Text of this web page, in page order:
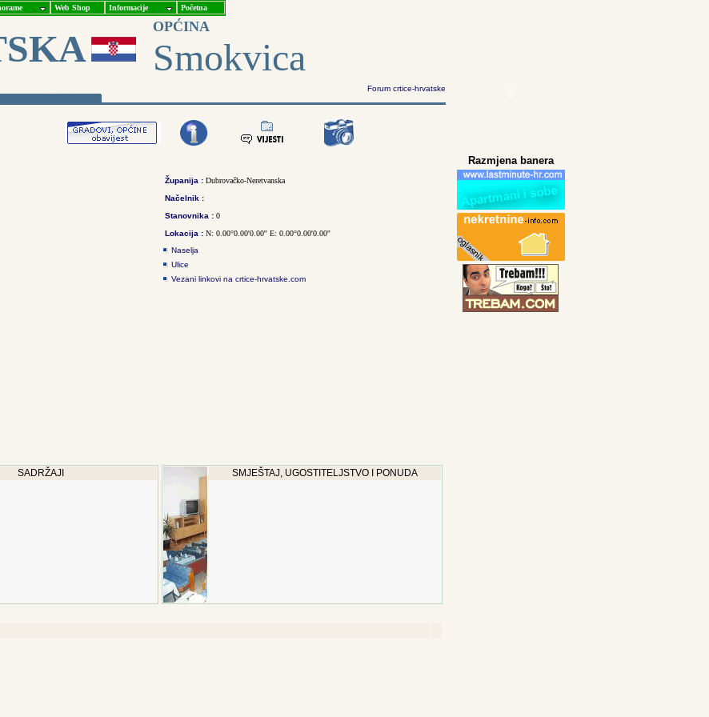
Web Shop Informacije Početna
OPĆINA
Smokvica
Forum crtice-hrvatske
Županija : Dubrovačko-Neretvanska
Načelnik :
Stanovnika : 0
Lokacija : N: 0.00°0.00'0.00'' E: 0.00°0.00'0.00''
Naselja
Ulice
Vezani linkovi na crtice-hrvatske.com
SADRŽAJI SMJEŠTAJ, UGOSTITELJSTVO I PONUDA
Razmjena banera